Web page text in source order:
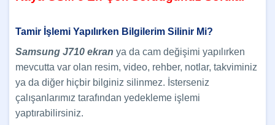
Tamir İşlemi Yapılırken Bilgilerim Silinir Mi?
Samsung J710 ekran ya da cam değişimi yapılırken
mevcutta var olan resim, video, rehber, notlar, takviminiz
ya da diğer hiçbir bilginiz silinmez. İsterseniz
çalışanlarımız tarafından yedekleme işlemi
yaptırabilirsiniz.